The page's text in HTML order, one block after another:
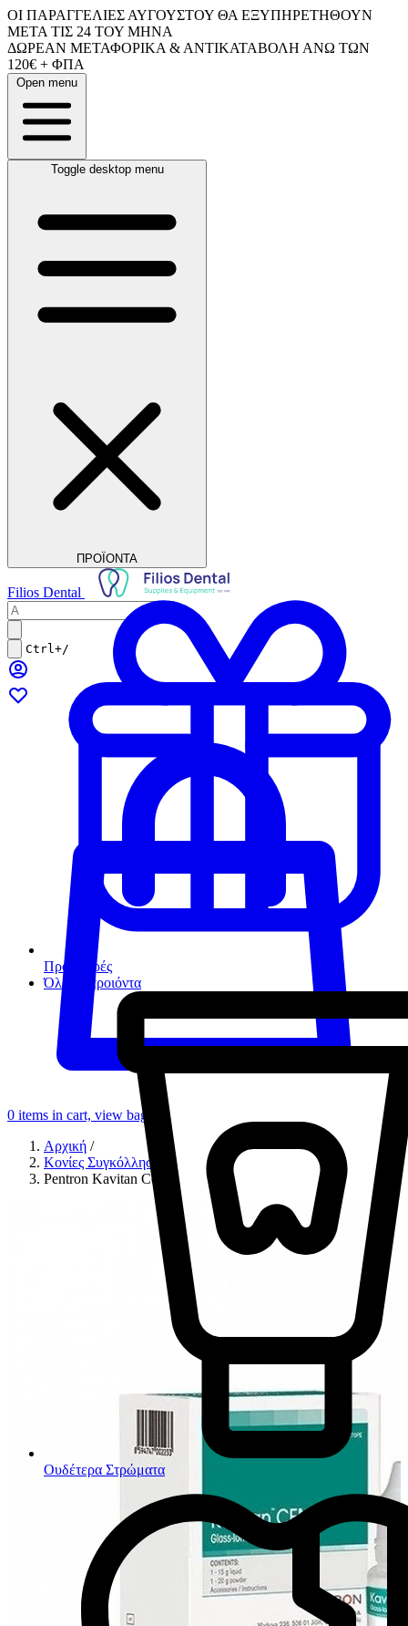
ΟΙ ΠΑΡΑΓΓΕΛΙΕΣ ΑΥΓΟΥΣΤΟΥ ΘΑ ΕΞΥΠΗΡΕΤΗΘΟΥΝ
ΜΕΤΑ ΤΙΣ 24 ΤΟΥ ΜΗΝΑ
ΔΩΡΕΑΝ ΜΕΤΑΦΟΡΙΚΑ & ΑΝΤΙΚΑΤΑΒΟΛΗ ΑΝΩ ΤΩΝ
120€ + ΦΠΑ
Open menu
Toggle desktop menu
ΠΡΟΪΟΝΤΑ
Προσφορές
Όλα τα προιόντα
Ουδέτερα Στρώματα
Filios Dental
Ctrl+/
0 items in cart, view bag
Αρχική /
Κονίες Συγκόλλησης
Pentron Kavitan Cem